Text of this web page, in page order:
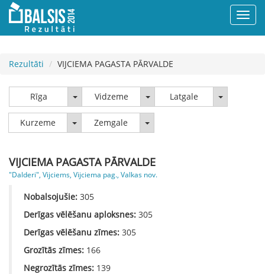
Rezultāti VIJCIEMA PAGASTA PĀRVALDE
Rīga Rīga Vidzeme VidzemeLatgale Latgale
Kurzeme KurzemeZemgale Zemgale
VIJCIEMA PAGASTA PĀRVALDE
"Dalderi", Vijciems, Vijciema pag., Valkas nov.
Nobalsojušie: 305
Derīgas vēlēšanu aploksnes: 305
Derīgas vēlēšanu zīmes: 305
Grozītās zīmes: 166
Negrozītās zīmes: 139